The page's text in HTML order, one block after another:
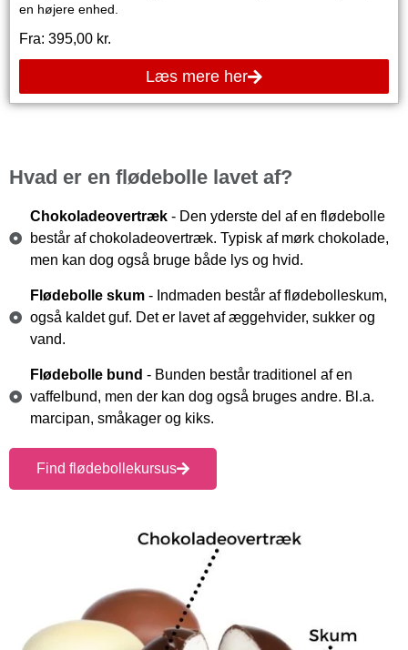
en højere enhed.
Fra: 395,00 kr.
Læs mere her
Hvad er en flødebolle lavet af?
Chokoladeovertræk - Den yderste del af en flødebolle
består af chokoladeovertræk. Typisk af mørk chokolade,
men kan dog også bruge både lys og hvid.
Flødebolle skum - Indmaden består af flødebolleskum,
også kaldet guf. Det er lavet af æggehvider, sukker og
vand.
Flødebolle bund - Bunden består traditionel af en
vaffelbund, men der kan dog også bruges andre. Bl.a.
marcipan, småkager og kiks.
Find flødebollekursus